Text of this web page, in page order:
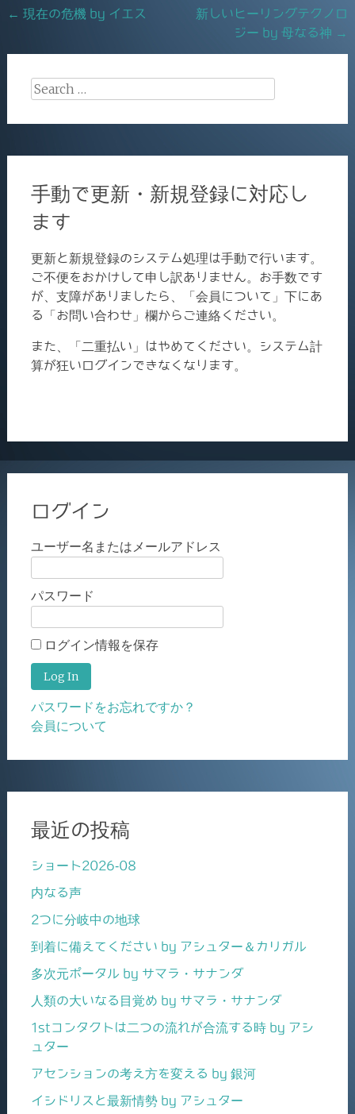
o
k
Post
← 現在の危機 by イエス
新しいヒーリングテクノロ
ジー by 母なる神 →
Search
手動で更新・新規登録に対応し
ます
更新と新規登録のシステム処理は手動で行います。
ご不便をおかけして申し訳ありません。お手数です
が、支障がありましたら、「会員について」下にあ
る「お問い合わせ」欄からご連絡ください。
また、「二重払い」はやめてください。システム計
算が狂いログインできなくなります。
ログイン
ユーザー名またはメールアドレス
パスワード
ログイン情報を保存
パスワードをお忘れですか？
会員について
最近の投稿
ショート2026-08
内なる声
2つに分岐中の地球
到着に備えてください by アシュター＆カリガル
多次元ポータル by サマラ・サナンダ
人類の大いなる目覚め by サマラ・サナンダ
1stコンタクトは二つの流れが合流する時 by アシ
ュター
アセンションの考え方を変える by 銀河
イシドリスと最新情勢 by アシュター